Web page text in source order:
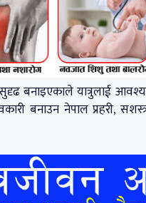
सुदृढ बनाइएकाले यात्रुलाई
बनाउन नेपाल प्रहरी,